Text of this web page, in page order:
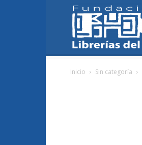
Inicio Sin categoría